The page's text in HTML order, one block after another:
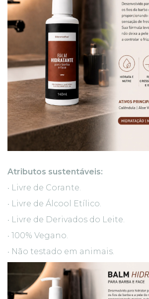
Atributos sustentáveis:
• Livre de Corante.
• Livre de Álcool Etílico.
• Livre de Derivados do Leite.
• 100% Vegano.
• Não testado em animais.